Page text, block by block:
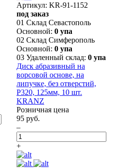
Артикул: KR-91-1152
под заказ
01 Склад Севастополь
Основной: 0 упа
02 Склад Симферополь
Основной: 0 упа
03 Удаленный склад: 0 упа
Диск абразивный на
ворсовой основе, на
липучке, без отверстий,
P320, 125мм, 10 шт.
KRANZ
Розничная цена
95 руб.
–
+